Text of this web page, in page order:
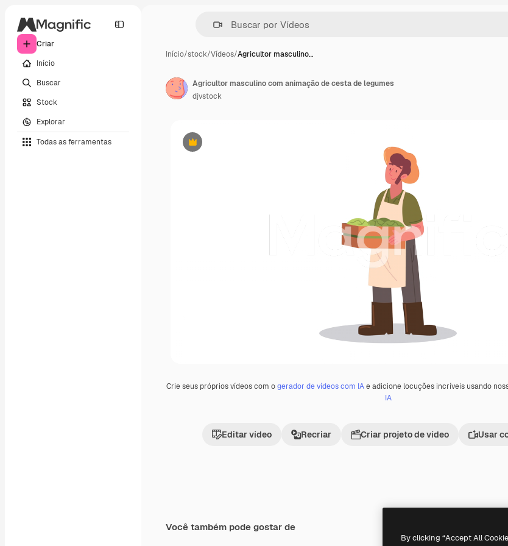
Criar
Início
Buscar
Stock
Explorar
Todas as ferramentas
Início/stock/Vídeos/Agricultor masculino…
Premium
Crie seus próprios vídeos com ogerador de vídeos com IAe adicione locuções incríveis usando
IA
Editar vídeo Recriar Criar projeto de vídeo Usar
Agricultor masculino com animação de cesta de legumes
djvstock
Você também pode gostar de
Gerado por IA
By clicking “Accept All